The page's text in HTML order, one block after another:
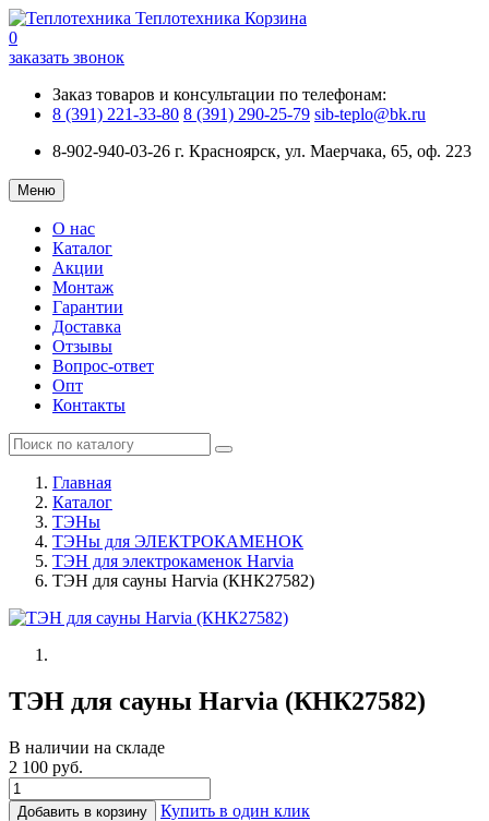
Теплотехника Корзина
0
заказать звонок
Заказ товаров и консультации по телефонам:
8 (391) 221-33-80 8 (391) 290-25-79 sib-teplo@bk.ru
8-902-940-03-26 г. Красноярск, ул. Маерчака, 65, оф. 223
Меню
О нас
Каталог
Акции
Монтаж
Гарантии
Доставка
Отзывы
Вопрос-ответ
Опт
Контакты
Главная
Каталог
ТЭНы
ТЭНы для ЭЛЕКТРОКАМЕНОК
ТЭН для электрокаменок Harvia
ТЭН для сауны Harvia (КНК27582)
ТЭН для сауны Harvia (КНК27582)
В наличии на складе
2 100 руб.
Добавить в корзину
Купить в один клик